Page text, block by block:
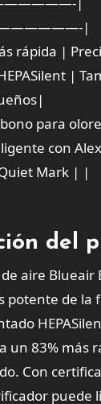
|
rápida |
|
para
con
Mark | |
del
aire Blueair
potente de la
un 83% más
Con
puede